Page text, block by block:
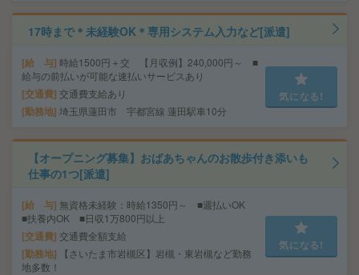
17時まで＊未経験OK＊専用システム入力など[派遣]
給 与 時給1500円＋交 【月収例】240,000円～ ■
給与の前払いが可能な速払いサービスあり
交通費 交通費支給あり
勤務地 埼玉県蓮田市 宇都宮線 蓮田駅車10分
気になる!
【オープニング募集】おばあちゃんのお散歩付き添いも
仕事の1つ[派遣]
給 与 無資格未経験：時給1350円～ ■週払いOK
■扶養内OK ■日収1万800円以上
交通費 交通費全額支給
勤務地
【さいたま市岩槻区】岩槻・東岩槻など勤務
地多数！
気になる!